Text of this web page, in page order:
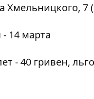
Хмельницкого, 7
14 марта
- 40 гривен,